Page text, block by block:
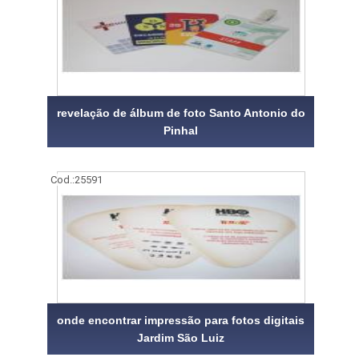
revelação de álbum de foto Santo Antonio do
Pinhal
Cod.:25591
onde encontrar impressão para fotos digitais
Jardim São Luiz